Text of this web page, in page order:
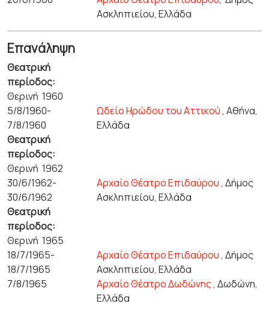
Ασκληπιείου, Ελλάδα
Επανάληψη
Θεατρική
περίοδος:
Θερινή 1960
5/8/1960-
7/8/1960
Ωδείο Ηρώδου του Αττικού, Αθήνα,
Ελλάδα
Θεατρική
περίοδος:
Θερινή 1962
30/6/1962-
30/6/1962
Αρχαίο Θέατρο Επιδαύρου, Δήμος
Ασκληπιείου, Ελλάδα
Θεατρική
περίοδος:
Θερινή 1965
18/7/1965-
18/7/1965
Αρχαίο Θέατρο Επιδαύρου, Δήμος
Ασκληπιείου, Ελλάδα
7/8/1965
Αρχαίο Θέατρο Δωδώνης, Δωδώνη,
Ελλάδα